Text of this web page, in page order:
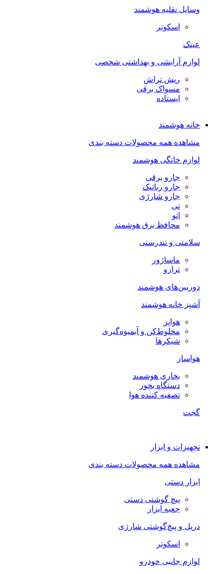
وسایل نقلیه هوشمند
اسکوتر
عینک
لوازم آرایشی و بهداشتی شخصی
ریش تراش
مسواک برقی
ایستاده
خانه هوشمند
مشاهده همه محصولات دسته بندی
لوازم خانگی هوشمند
جارو برقی
جارو رباتیک
جارو شارژی
تی
اتو
محافظ برق هوشمند
سلامتی و تندرستی
ماساژور
ترازو
دوربین‌های هوشمند
آشپز خانه هوشمند
هواپز
مخلوط‌کن و آبمیوه‌گیری
شیکرها
هواساز
بخاری هوشمند
دستگاه بخور
تصفیه کننده هوا
گجت
تجهیزات و ابزار
مشاهده همه محصولات دسته بندی
ابزار دستی
پیچ گوشتی دستی
جعبه ابزار
دریل و پیچ‌گوشتی شارژی
اسکوتر
لوازم جانبی خودرو